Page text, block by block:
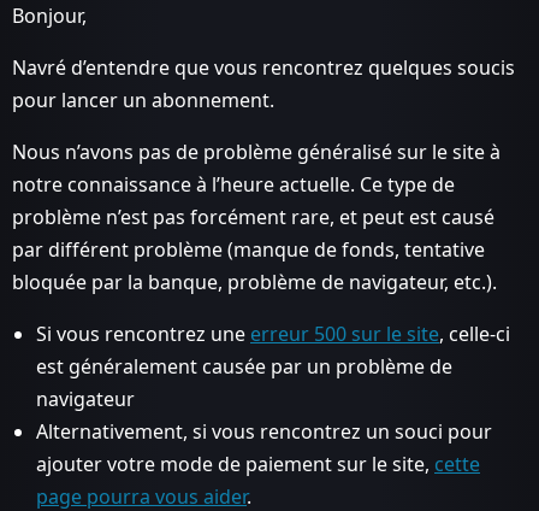
Bonjour,
Navré d’entendre que vous rencontrez quelques soucis
pour lancer un abonnement.
Nous n’avons pas de problème généralisé sur le site à
notre connaissance à l’heure actuelle. Ce type de
problème n’est pas forcément rare, et peut est causé
par différent problème (manque de fonds, tentative
bloquée par la banque, problème de navigateur, etc.).
Si vous rencontrez une erreur 500 sur le site, celle-ci
est généralement causée par un problème de
navigateur
Alternativement, si vous rencontrez un souci pour
ajouter votre mode de paiement sur le site, cette
page pourra vous aider.